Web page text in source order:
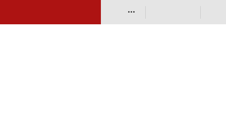
•••